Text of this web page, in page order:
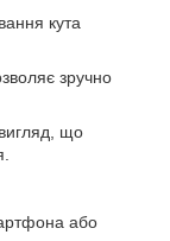
кута
зручно
що
або